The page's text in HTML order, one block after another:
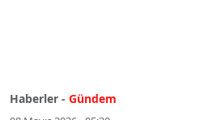
Haberler - Gündem